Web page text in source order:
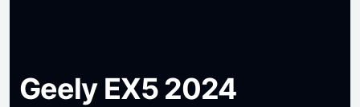
Geely EX5 2024